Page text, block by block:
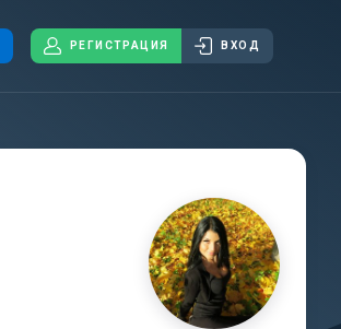
РЕГИСТРАЦИЯ ВХОД